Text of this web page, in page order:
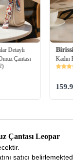
Detaylı
Çantası
Kadın
Çantası Leopar
satıcı